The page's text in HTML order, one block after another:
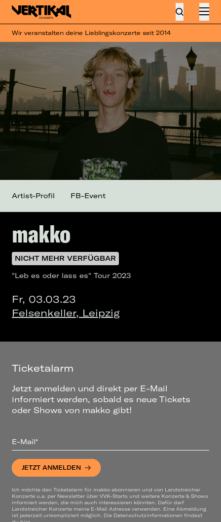
Wir veranstalten deine Lieblingskonzerte seit 2014
makko
NICHT MEHR VERFÜGBAR
"Leb es oder lass es" Tour 2023
Fr, 03.03.23
Felsenkeller, Leipzig
Artist-Profil FB-Event
Ticketalarm
Jetzt anmelden und direkt per E-Mail
informiert werden, sobald es neue Tickets
oder Shows von makko gibt!
E-Mail*
JETZT ANMELDEN
Ich möchte den Ticketalarm für makko abonnieren und von Landstreicher
Konzerte u.a. per Newsletter über VVK-Starts und weitere Konzerte & Shows
informiert werden, die mich auch interessieren könnten. Dafür darf
Landstreicher Konzerte meine E-Mail Adresse verwenden. Eine Abmeldung
ist jederzeit unkompliziert möglich. Die Datenschutzinformationen findest